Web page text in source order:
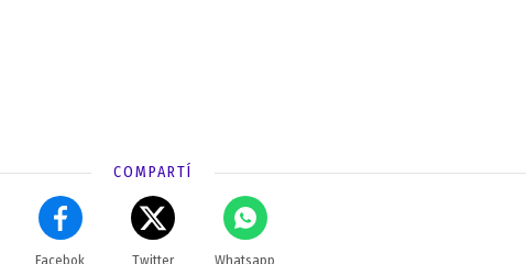
COMPARTÍ
Facebok Twitter Whatsapp